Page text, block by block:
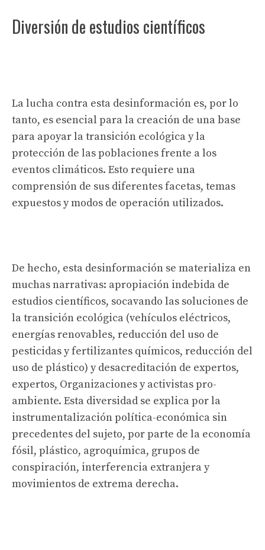
Diversión de estudios científicos
La lucha contra esta desinformación es, por lo
tanto, es esencial para la creación de una base
para apoyar la transición ecológica y la
protección de las poblaciones frente a los
eventos climáticos. Esto requiere una
comprensión de sus diferentes facetas, temas
expuestos y modos de operación utilizados.
De hecho, esta desinformación se materializa en
muchas narrativas: apropiación indebida de
estudios científicos, socavando las soluciones de
la transición ecológica (vehículos eléctricos,
energías renovables, reducción del uso de
pesticidas y fertilizantes químicos, reducción del
uso de plástico) y desacreditación de expertos,
expertos, Organizaciones y activistas pro-
ambiente. Esta diversidad se explica por la
instrumentalización política-económica sin
precedentes del sujeto, por parte de la economía
fósil, plástico, agroquímica, grupos de
conspiración, interferencia extranjera y
movimientos de extrema derecha.